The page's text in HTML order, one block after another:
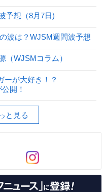
予想（8月7日)
波は？WJSM週間波予想
（WJSMコラム）
ーが大好き！？
開！
と見る